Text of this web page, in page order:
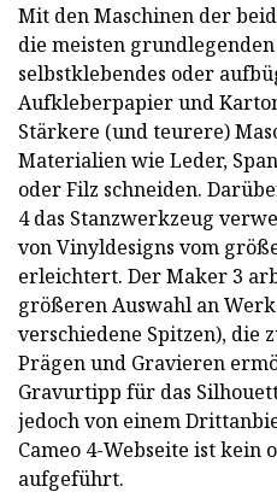
Mit den Maschinen der
die meisten
selbstklebendes oder
Aufkleberpapier und
Stärkere (und teurere)
Materialien wie Leder,
oder Filz schneiden.
4 das Stanzwerkzeug
von Vinyldesigns vom
erleichtert. Der Maker 3
größeren Auswahl an
verschiedene Spitzen), die
Prägen und Gravieren
Gravurtipp für das
jedoch von einem
Cameo 4-Webseite ist
aufgeführt.